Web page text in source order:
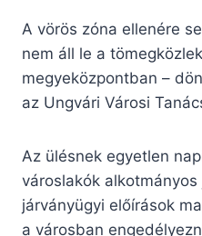
A vörös zóna ellenére
nem áll le a
megyeközpontban –
az Ungvári Városi
Az ülésnek egyetlen
városlakók
járványügyi előírások
a városban